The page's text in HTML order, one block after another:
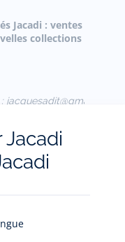
Jacadi : ventes
collections